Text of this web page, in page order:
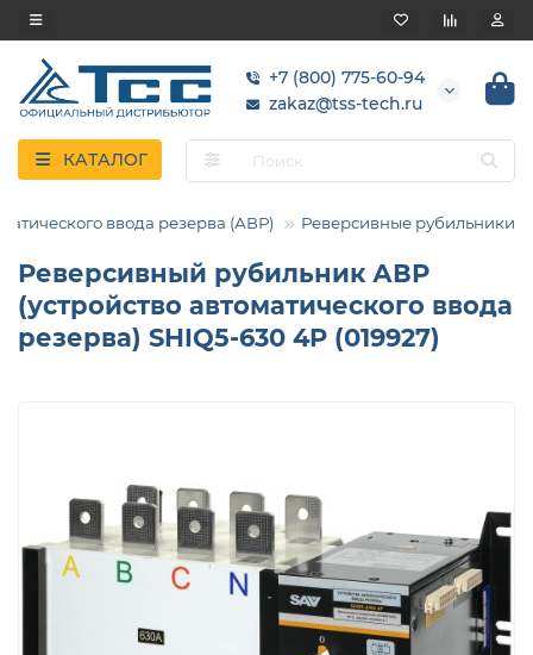
+7 (800) 775-60-94
zakaz@tss-tech.ru
КАТАЛОГ
ввода резерва (АВР) Реверсивные рубильники
Реверсивный рубильник АВР
(устройство автоматического ввода
резерва) SHIQ5-630 4P (019927)